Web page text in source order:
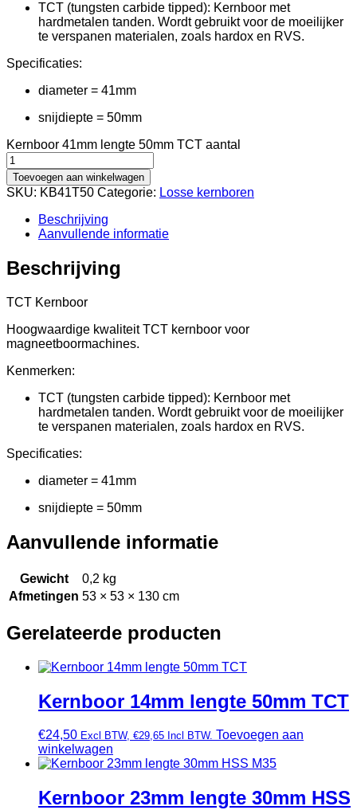
TCT (tungsten carbide tipped): Kernboor met
hardmetalen tanden. Wordt gebruikt voor de moeilijker
te verspanen materialen, zoals hardox en RVS.
Specificaties:
diameter = 41mm
snijdiepte = 50mm
Kernboor 41mm lengte 50mm TCT aantal
Toevoegen aan winkelwagen
SKU: KB41T50 Categorie: Losse kernboren
Beschrijving
Aanvullende informatie
Beschrijving
TCT Kernboor
Hoogwaardige kwaliteit TCT kernboor voor
magneetboormachines.
Kenmerken:
TCT (tungsten carbide tipped): Kernboor met
hardmetalen tanden. Wordt gebruikt voor de moeilijker
te verspanen materialen, zoals hardox en RVS.
Specificaties:
diameter = 41mm
snijdiepte = 50mm
Aanvullende informatie
Gewicht
0,2 kg
Afmetingen 53 × 53 × 130 cm
Gerelateerde producten
Kernboor 14mm lengte 50mm TCT
€24,50 Excl BTW, €29,65 Incl BTW. Toevoegen aan
winkelwagen
Kernboor 23mm lengte 30mm HSS